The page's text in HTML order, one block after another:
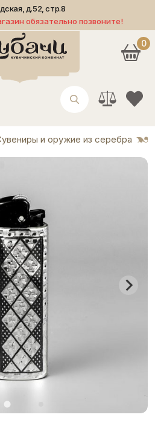
д.52, стр.8
обязательно позвоните!
0
и оружие из серебра